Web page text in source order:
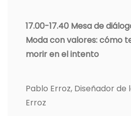
17.00-17.40 Mesa de
Moda con valores: cómo
morir en el intento
Pablo Erroz, Diseñador
Erroz